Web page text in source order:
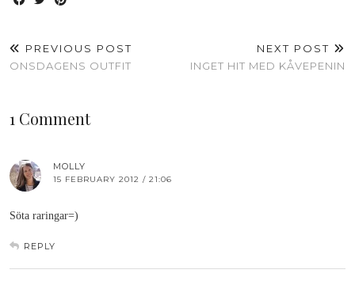
PREVIOUS POST
ONSDAGENS OUTFIT
NEXT POST
INGET HIT MED KÅVEPENIN
1 Comment
MOLLY
15 FEBRUARY 2012 / 21:06
Söta raringar=)
REPLY